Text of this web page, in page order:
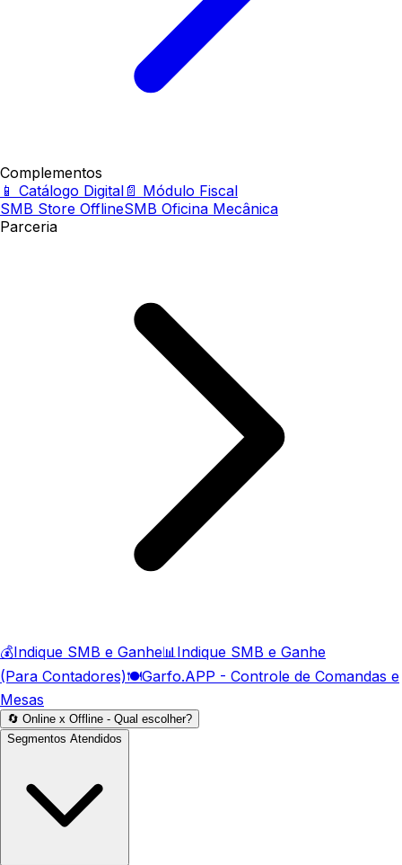
Complementos
📱 Catálogo Digital 📄 Módulo Fiscal
SMB Store OfflineSMB Oficina Mecânica
Parceria
💰Indique SMB e Ganhe📊Indique SMB e Ganhe
(Para Contadores)🍽️Garfo.APP - Controle de Comandas e
Mesas
🔄 Online x Offline - Qual escolher?
Segmentos Atendidos